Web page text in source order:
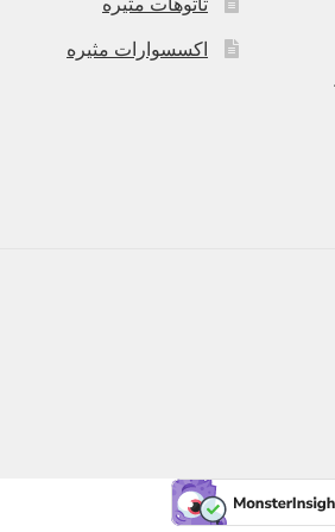
اكسسوارات مثيره